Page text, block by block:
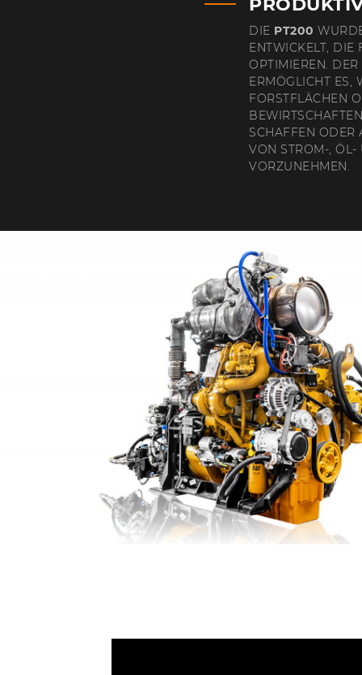
DIE PT200
ENTWICKELT, DIE
OPTIMIEREN.
ERMÖGLICHT ES,
FORSTFLÄCHEN
SCHAFFEN ODER
VON STROM-, ÖL-
VORZUNEHMEN.